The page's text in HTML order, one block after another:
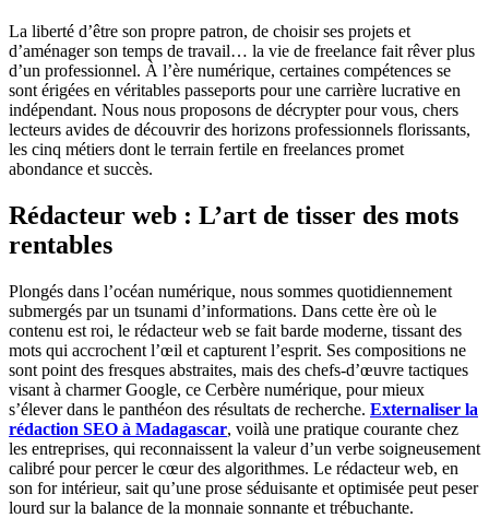
La liberté d’être son propre patron, de choisir ses projets et
d’aménager son temps de travail… la vie de freelance fait rêver plus
d’un professionnel. À l’ère numérique, certaines compétences se
sont érigées en véritables passeports pour une carrière lucrative en
indépendant. Nous nous proposons de décrypter pour vous, chers
lecteurs avides de découvrir des horizons professionnels florissants,
les cinq métiers dont le terrain fertile en freelances promet
abondance et succès.
Rédacteur web : L’art de tisser des mots
rentables
Plongés dans l’océan numérique, nous sommes quotidiennement
submergés par un tsunami d’informations. Dans cette ère où le
contenu est roi, le rédacteur web se fait barde moderne, tissant des
mots qui accrochent l’œil et capturent l’esprit. Ses compositions ne
sont point des fresques abstraites, mais des chefs-d’œuvre tactiques
visant à charmer Google, ce Cerbère numérique, pour mieux
s’élever dans le panthéon des résultats de recherche. Externaliser la
rédaction SEO à Madagascar, voilà une pratique courante chez
les entreprises, qui reconnaissent la valeur d’un verbe soigneusement
calibré pour percer le cœur des algorithmes. Le rédacteur web, en
son for intérieur, sait qu’une prose séduisante et optimisée peut peser
lourd sur la balance de la monnaie sonnante et trébuchante.